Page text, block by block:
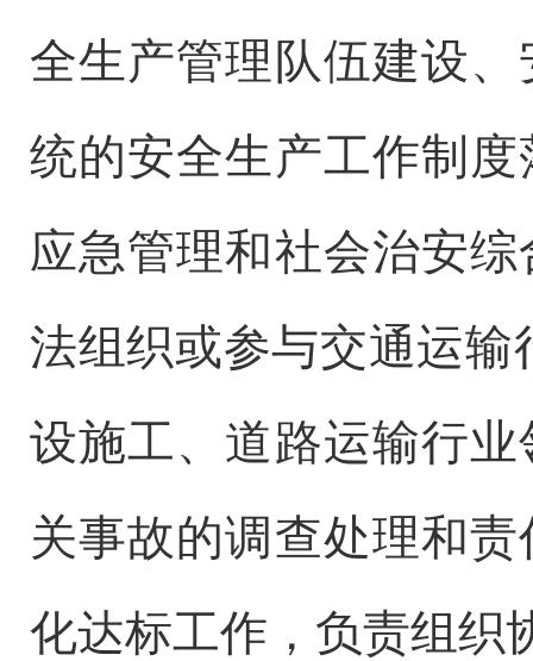
全生产管理队伍建设
统的安全生产工作制
应急管理和社会治安
法组织或参与交通运输
设施工、道路运输行
关事故的调查处理和
化达标工作，负责组织